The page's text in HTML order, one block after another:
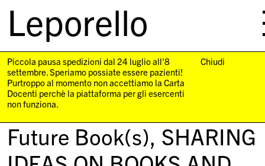
Leporello
navigation
Piccola pausa spedizioni dal 24 luglio all'8
settembre. Speriamo possiate essere pazienti!
Purtroppo al momento non accettiamo la Carta
Docenti perchè la piattaforma per gli esercenti
non funziona.
Chiudi
Future Book(s), SHARING